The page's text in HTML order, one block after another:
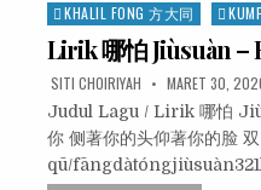
Posted
in
KHALIL FONG 方大同
Lirik 哪怕 Jiùsuàn –
SITI CHOIRIYAH MARET 30,
Judul Lagu / Lirik 哪怕
你 侧著你的头仰著你的脸
qū/